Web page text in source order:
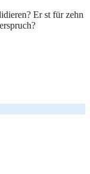
Er st für zehn